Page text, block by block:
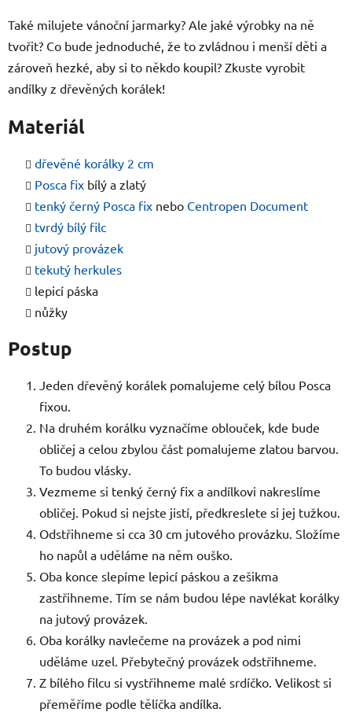
Také milujete vánoční jarmarky? Ale jaké výrobky na ně
tvořit? Co bude jednoduché, že to zvládnou i menší děti a
zároveň hezké, aby si to někdo koupil? Zkuste vyrobit
andílky z dřevěných korálek!
Materiál
dřevěné korálky 2 cm
Posca fix bílý a zlatý
tenký černý Posca fix nebo Centropen Document
tvrdý bílý filc
jutový provázek
tekutý herkules
lepicí páska
nůžky
Postup
Jeden dřevěný korálek pomalujeme celý bílou Posca
fixou.
Na druhém korálku vyznačíme oblouček, kde bude
obličej a celou zbylou část pomalujeme zlatou barvou.
To budou vlásky.
Vezmeme si tenký černý fix a andílkovi nakreslíme
obličej. Pokud si nejste jistí, předkreslete si jej tužkou.
Odstřihneme si cca 30 cm jutového provázku. Složíme
ho napůl a uděláme na něm ouško.
Oba konce slepíme lepicí páskou a zešikma
zastřihneme. Tím se nám budou lépe navlékat korálky
na jutový provázek.
Oba korálky navlečeme na provázek a pod nimi
uděláme uzel. Přebytečný provázek odstřihneme.
Z bílého filcu si vystřihneme malé srdíčko. Velikost si
přeměříme podle tělíčka andílka.